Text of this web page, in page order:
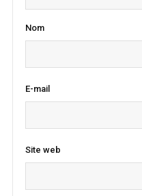
Nom
E-mail
Site web